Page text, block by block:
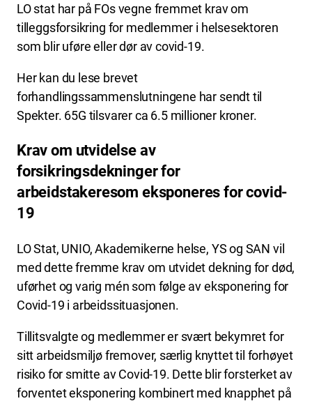
LO stat har på FOs vegne fremmet krav om
tilleggsforsikring for medlemmer i helsesektoren
som blir uføre eller dør av covid-19.
Her kan du lese brevet
forhandlingssammenslutningene har sendt til
Spekter. 65G tilsvarer ca 6.5 millioner kroner.
Krav om utvidelse av
forsikringsdekninger for
arbeidstakeresom eksponeres for covid-
19
LO Stat, UNIO, Akademikerne helse, YS og SAN vil
med dette fremme krav om utvidet dekning for død,
uførhet og varig mén som følge av eksponering for
Covid-19 i arbeidssituasjonen.
Tillitsvalgte og medlemmer er svært bekymret for
sitt arbeidsmiljø fremover, særlig knyttet til forhøyet
risiko for smitte av Covid-19. Dette blir forsterket av
forventet eksponering kombinert med knapphet på